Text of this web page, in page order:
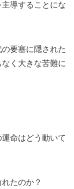
導することにな
要塞に隠された
く大きな苦難に
命はどう動いて
たのか？